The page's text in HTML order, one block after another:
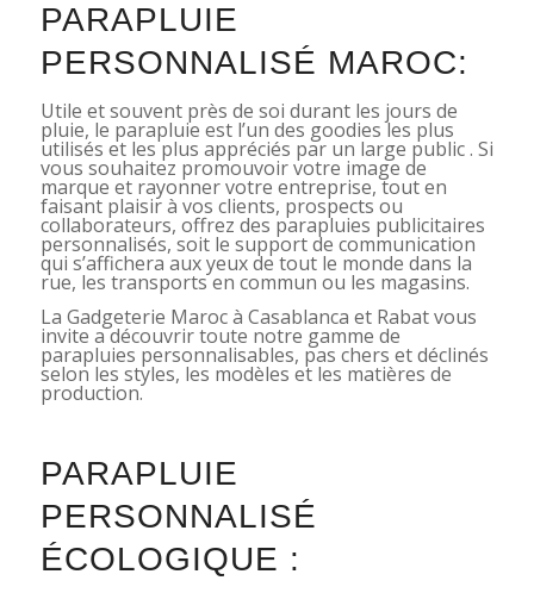
PARAPLUIE
PERSONNALISÉ MAROC:
Utile et souvent près de soi durant les jours de
pluie, le parapluie est l’un des goodies les plus
utilisés et les plus appréciés par un large public . Si
vous souhaitez promouvoir votre image de
marque et rayonner votre entreprise, tout en
faisant plaisir à vos clients, prospects ou
collaborateurs, offrez des parapluies publicitaires
personnalisés, soit le support de communication
qui s’affichera aux yeux de tout le monde dans la
rue, les transports en commun ou les magasins.
La Gadgeterie Maroc à Casablanca et Rabat vous
invite a découvrir toute notre gamme de
parapluies personnalisables, pas chers et déclinés
selon les styles, les modèles et les matières de
production.
PARAPLUIE
PERSONNALISÉ
ÉCOLOGIQUE :